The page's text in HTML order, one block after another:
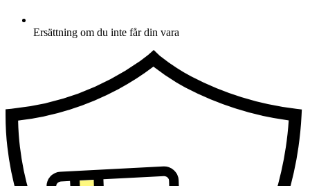
Ersättning om du inte får din vara